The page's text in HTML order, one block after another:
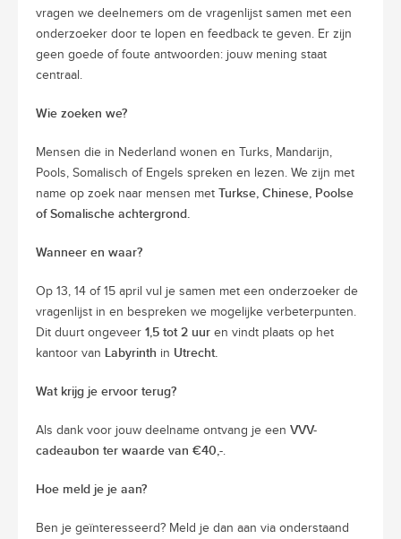
vragen we deelnemers om de vragenlijst samen met een
onderzoeker door te lopen en feedback te geven. Er zijn
geen goede of foute antwoorden: jouw mening staat
centraal.
Wie zoeken we?
Mensen die in Nederland wonen en Turks, Mandarijn,
Pools, Somalisch of Engels spreken en lezen. We zijn met
name op zoek naar mensen met Turkse, Chinese, Poolse
of Somalische achtergrond.
Wanneer en waar?
Op 13, 14 of 15 april vul je samen met een onderzoeker de
vragenlijst in en bespreken we mogelijke verbeterpunten.
Dit duurt ongeveer 1,5 tot 2 uur en vindt plaats op het
kantoor van Labyrinth in Utrecht.
Wat krijg je ervoor terug?
Als dank voor jouw deelname ontvang je een VVV-
cadeaubon ter waarde van €40,-
Hoe meld je je aan?
Ben je geïnteresseerd? Meld je dan aan via onderstaand